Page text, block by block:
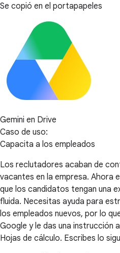
Se copió en el portapapeles
Gemini en Drive
Caso de uso:
Capacita a los empleados
Los reclutadores acaban de
vacantes en la empresa. Ahora
que los candidatos tengan una
fluida. Necesitas ayuda para
los empleados nuevos, por lo
Google y le das una instrucción
Hojas de cálculo. Escribes lo